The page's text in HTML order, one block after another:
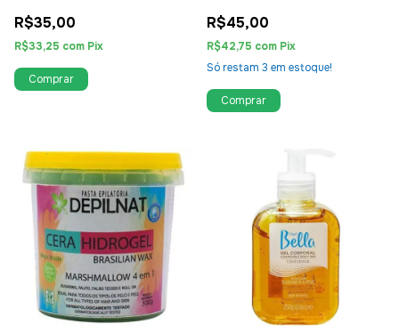
R$35,00
R$33,25 com Pix
R$45,00
R$42,75 com Pix
Só restam 3 em estoque!